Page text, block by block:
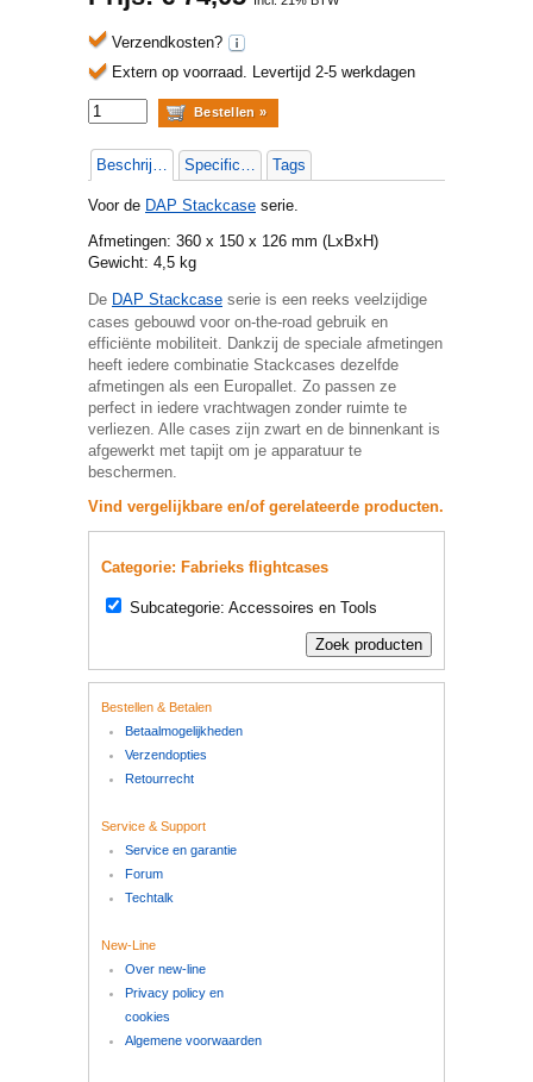
Verzendkosten?
Extern op voorraad. Levertijd 2-5 werkdagen
Beschrijving Specificaties Tags
Voor de DAP Stackcase serie.
Afmetingen: 360 x 150 x 126 mm (LxBxH)
Gewicht: 4,5 kg
De DAP Stackcase serie is een reeks veelzijdige
cases gebouwd voor on-the-road gebruik en
efficiënte mobiliteit. Dankzij de speciale afmetingen
heeft iedere combinatie Stackcases dezelfde
afmetingen als een Europallet. Zo passen ze
perfect in iedere vrachtwagen zonder ruimte te
verliezen. Alle cases zijn zwart en de binnenkant is
afgewerkt met tapijt om je apparatuur te
beschermen.
Vind vergelijkbare en/of gerelateerde producten.
Categorie: Fabrieks flightcases
Subcategorie: Accessoires en Tools
Bestellen & Betalen
Betaalmogelijkheden
Verzendopties
Retourrecht
Service & Support
Service en garantie
Forum
Techtalk
New-Line
Over new-line
Privacy policy en
cookies
Algemene voorwaarden